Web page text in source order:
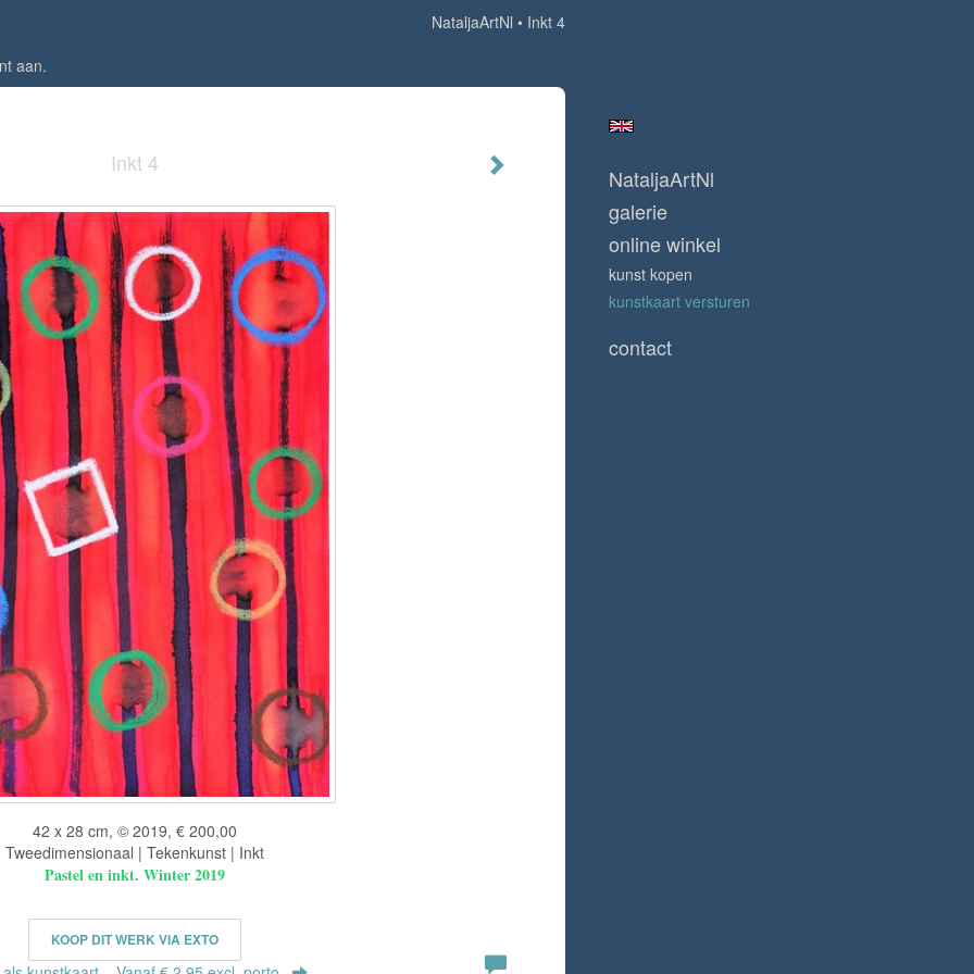
NataljaArtNl
Inkt 4
aan.
Inkt 4
42 x 28 cm, © 2019, € 200,00
Tweedimensionaal | Tekenkunst | Inkt
Pastel en inkt. Winter 2019
KOOP DIT WERK VIA EXTO
NataljaArtNl
galerie
online winkel
kunst kopen
kunstkaart versturen
contact